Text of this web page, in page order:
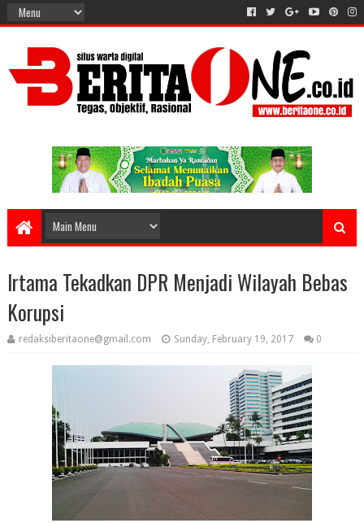
Irtama Tekadkan DPR Menjadi Wilayah Bebas
Korupsi
redaksiberitaone@gmail.com Sunday, February 19, 2017 0